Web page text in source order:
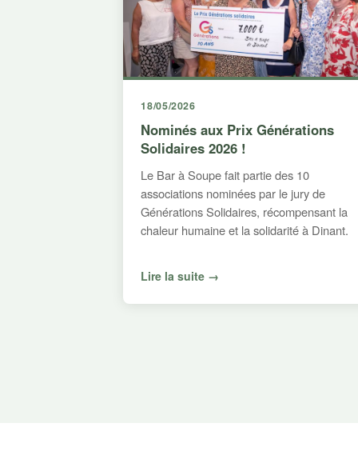
18/05/2026
Nominés aux Prix Générations
Solidaires 2026 !
Le Bar à Soupe fait partie des 10
associations nominées par le jury de
Générations Solidaires, récompensant la
chaleur humaine et la solidarité à Dinant.
Lire la suite →